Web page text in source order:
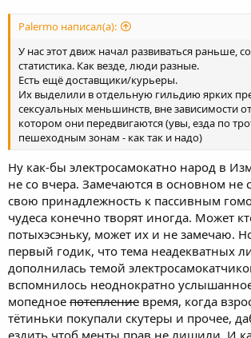
и радостно заорал ХУЙ ДОГОНЯТ (опять
Размышляю. Что ждать в ближайшем и не
Palermo написал(а):
У нас этот движ начал развиваться раньше,
статистика. Как везде, люди разные.
Есть ещё доставщики/курьеры.
Их выделили в отдельную гильдию ярких
сексуальных меньшинств, вне зависимости
котором они передвигаются (увы, езда по
пешеходным зонам - как так и надо)
Ну как-бы электросамокатно народ в
не со вчера. Замечаются в основном
свою принадлежность к пассивным
чудеса конечно творят иногда. Может
потыхэсэньку, может их и не замечаю.
первый годик, что тема неадекватных
дополнилась темой
вспомнилось неоднократно
мопедное потепление время, когда
тётиньки покупали скутеры и прочее,
ездить чтоб менты прав не лишили. И